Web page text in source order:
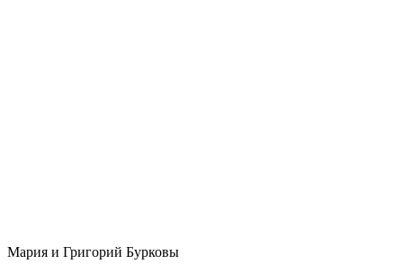
Мария и Григорий Бурковы